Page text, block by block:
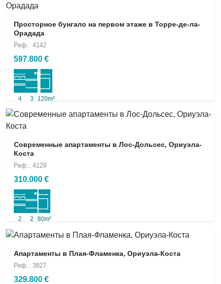
Просторное бунгало на первом этаже в Торре-де-ла-
Орадада
Реф.: 4142
597.800 €
4 3 120m²
Современные апартаменты в Лос-Дольсес, Ориуэла-
Коста
Реф.: 4129
310.000 €
2 2 80m²
Апартаменты в Плая-Фламенка, Ориуэла-Коста
Реф.: 3827
329.800 €